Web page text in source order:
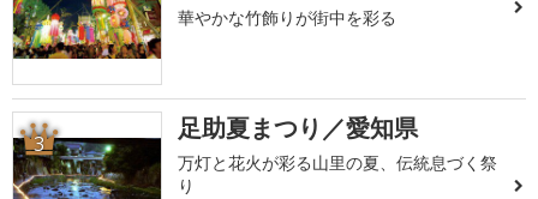
華やかな竹飾りが街中を彩る
3 足助夏まつり／愛知県
万灯と花火が彩る山里の夏、伝統息づく祭
り